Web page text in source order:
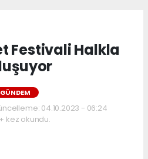
Festivali Halkla
GÜNDEM
04.10.2023 - 06:24
kez okundu.